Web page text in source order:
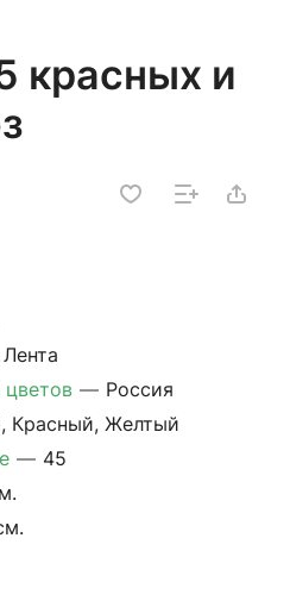
красных и
— Россия
Красный, Желтый
— 45